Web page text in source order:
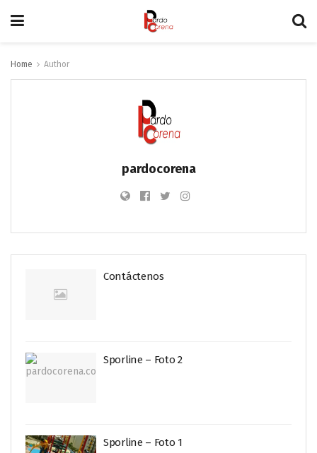
Home Author
pardocorena
Contáctenos
Sporline – Foto 2
Sporline – Foto 1